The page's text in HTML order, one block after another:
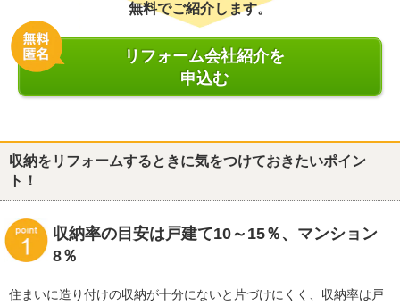
無料でご紹介します。
リフォーム会社紹介を
申込む
収納をリフォームするときに気をつけておきたいポイン
ト！
収納率の目安は戸建て10～15％、マンション
8％
住まいに造り付けの収納が十分にないと片づけにくく、収納率は戸